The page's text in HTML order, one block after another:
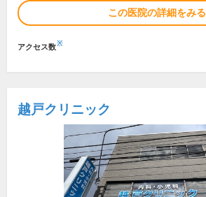
この医院の詳細をみる
アクセス数※
越戸クリニック